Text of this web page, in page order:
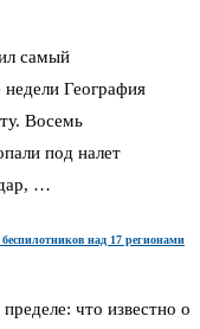
самый
География
Восемь
под налет
…
над 17 регионами
что известно о